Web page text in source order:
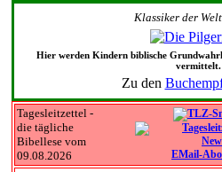
Klassiker der
Hier werden Kindern biblische
vermittelt.
Zu den
Tagesleitzettel -
die tägliche
Bibellese vom
09.08.2026
EMail-